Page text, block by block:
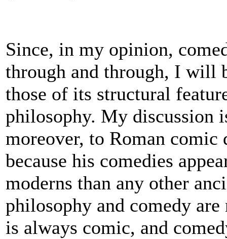
Since, in my opinion,
through and through, I will
those of its structural
philosophy. My discussion
moreover, to Roman comic
because his comedies
moderns than any other
philosophy and comedy
is always comic, and